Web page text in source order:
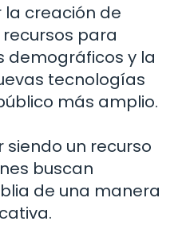
la creación de
para
demográficos y la
tecnologías
más amplio.
siendo un recurso
buscan
de una manera